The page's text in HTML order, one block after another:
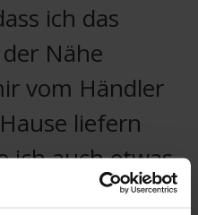
ich das
Nähe
vom Händler
liefern
ich auch etwas